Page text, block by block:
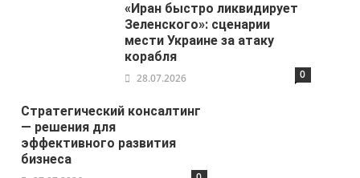
«Иран быстро ликвидирует
Зеленского»: сценарии
мести Украине за атаку
корабля
28.07.2026 0
Стратегический консалтинг
— решения для
эффективного развития
бизнеса